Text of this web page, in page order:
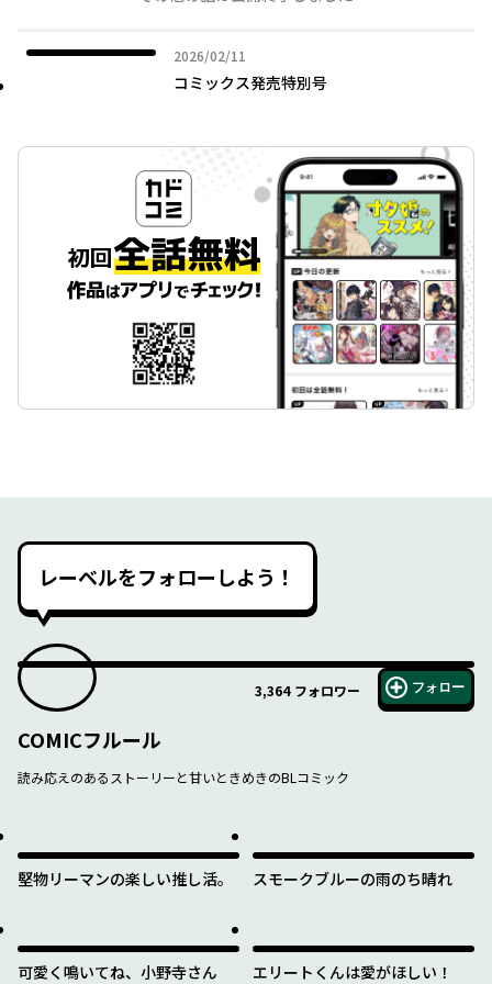
2026/02/11
2026年02月11日
コミックス発売特別号
レーベルをフォローしよう！
3,364 フォロワー フォロー
COMICフルール
読み応えのあるストーリーと甘いときめきのBLコミック
堅物リーマンの楽しい推し活。 スモークブルーの雨のち晴れ
可愛く鳴いてね、小野寺さん エリートくんは愛がほしい！